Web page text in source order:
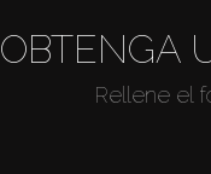
OBTENGA
Rellene el